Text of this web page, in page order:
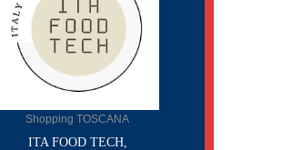
Shopping TOSCANA
ITA FOOD TECH,